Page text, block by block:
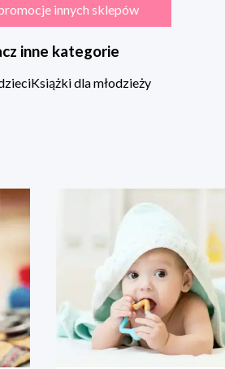
innych sklepów
inne kategorie
Książki dla młodzieży